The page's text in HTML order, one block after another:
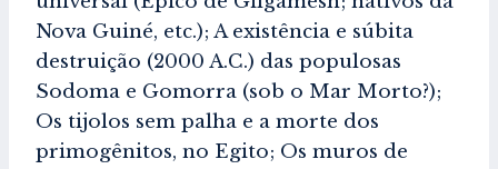
Nova Guiné, etc.); A existência e súbita
destruição (2000 A.C.) das populosas
Sodoma e Gomorra (sob o Mar Morto?);
Os tijolos sem palha e a morte dos
primogênitos, no Egito; Os muros de